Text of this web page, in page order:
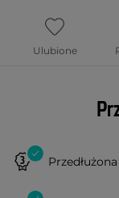
Ulubione